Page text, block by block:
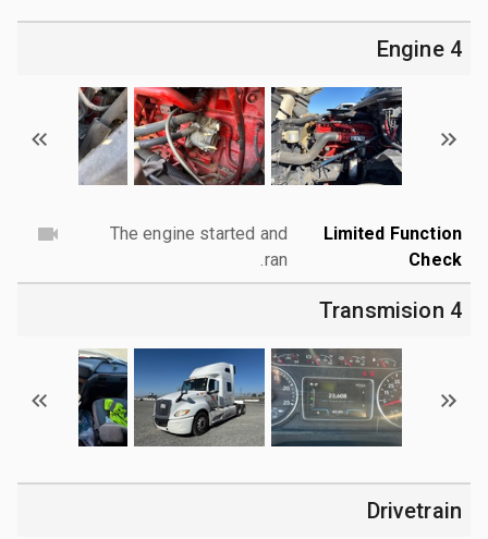
4 Engine
Limited Function
Check
The engine started and
ran.
4 Transmision
Drivetrain